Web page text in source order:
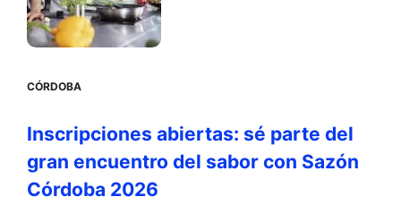
CÓRDOBA
Inscripciones abiertas: sé parte del
gran encuentro del sabor con Sazón
Córdoba 2026